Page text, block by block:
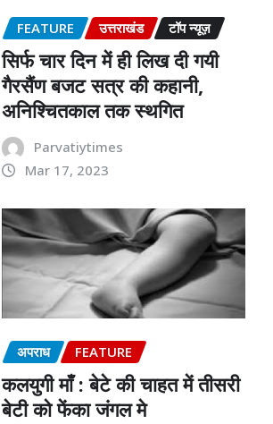
FEATURE उत्तराखंड टॉप न्यूज़
सिर्फ चार दिन में ही लिख दी गयी
गैरसैंण बजट सत्र की कहानी,
अनिश्चितकाल तक स्थगित
Parvatiytimes
Mar 17, 2023
अपराध FEATURE
कलयुगी माँ : बेटे की चाहत में तीसरी
बेटी को फेंका जंगल मे